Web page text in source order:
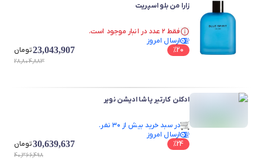
زارا من بلو اسپریت
فقط ۲ عدد در انبار موجود است.
فقط ۲ عدد در انبار موجود است.
ارسال امروز
%20
23,043,907تومان
28,804,883
ادکلن کارتیر پاشا ادیشن نویر
در سبد خرید بیش از ۳۰ نفر.
در سبد خرید بیش از ۳۰ نفر.
ارسال امروز
%24
30,639,637تومان
40,366,498